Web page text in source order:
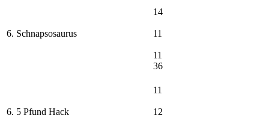
6. Schnapsosaurus
14
11
11
36
6. 5 Pfund Hack
11
12